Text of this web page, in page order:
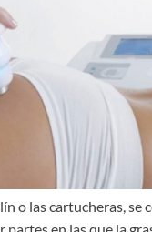
o las cartucheras,